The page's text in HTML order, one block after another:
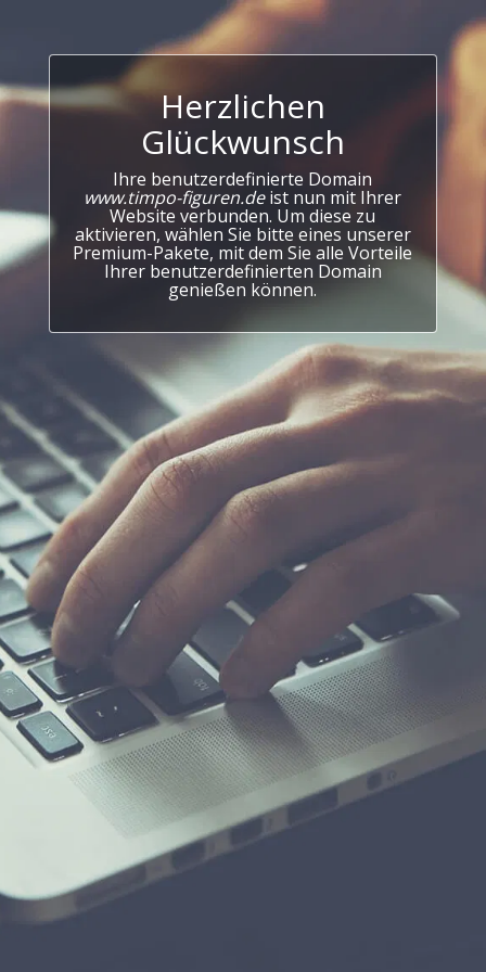
Herzlichen
Glückwunsch
Ihre benutzerdefinierte Domain
www.timpo-figuren.deist nun mit Ihrer
Website verbunden. Um diese zu
aktivieren, wählen Sie bitte eines unserer
Premium-Pakete, mit dem Sie alle Vorteile
Ihrer benutzerdefinierten Domain
genießen können.